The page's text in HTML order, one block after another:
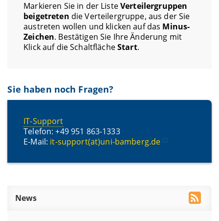
Markieren Sie in der ListeVerteilergruppen
beigetreten die Verteilergruppe, aus der Sie
austreten wollen und klicken auf das Minus-
Zeichen. Bestätigen Sie Ihre Änderung mit
Klick auf die SchaltflächeStart.
Sie haben noch Fragen?
IT-Support
Telefon: +49 951 863-1333
E-Mail: it-support(at)uni-bamberg.de
News